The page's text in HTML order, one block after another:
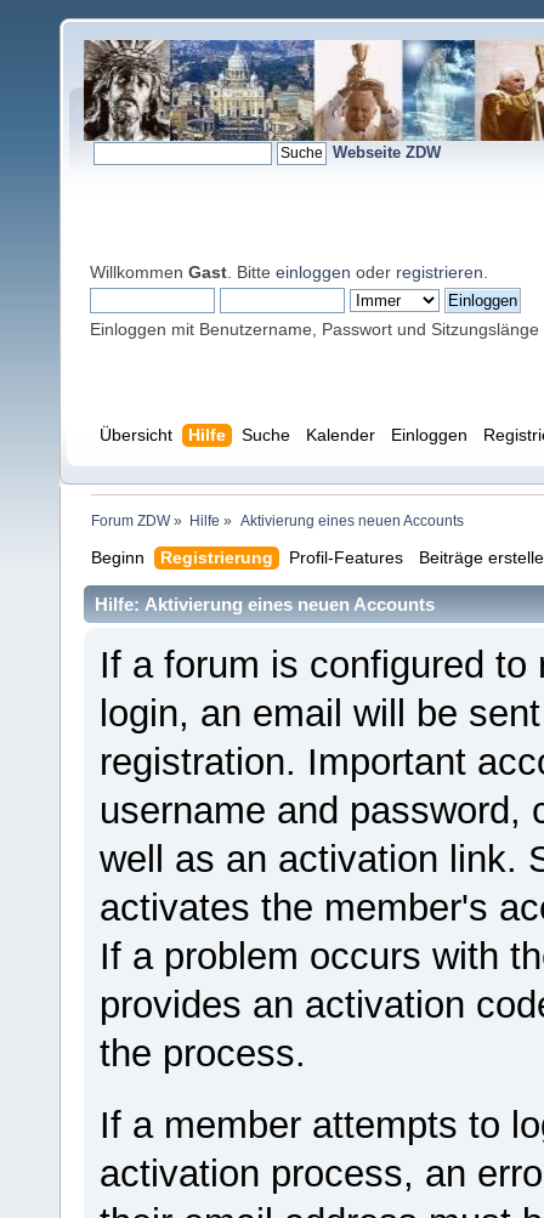
Webseite ZDW
Willkommen Gast . Bitte einloggen oder registrieren
Einloggen mit Benutzername, Passwort und Sitzungslänge
Übersicht Hilfe Suche Kalender Einloggen
Forum ZDW» Hilfe » Aktivierung eines neuen Accounts
Beginn Registrierung Profil-Features Beiträge
Hilfe: Aktivierung eines neuen Accounts
If a forum is configured
login, an email will be
registration. Important
username and password,
well as an activation link.
activates the member's
If a problem occurs with
provides an activation
the process.
If a member attempts to
activation process, an